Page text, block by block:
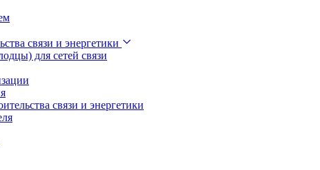
связи и энергетики
для сетей связи
связи и энергетики